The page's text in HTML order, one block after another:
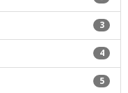
3
4
5